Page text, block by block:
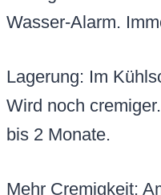
Wasser-Alarm.
Lagerung: Im
Wird noch
bis 2 Monate.
Mehr Cremigkeit: